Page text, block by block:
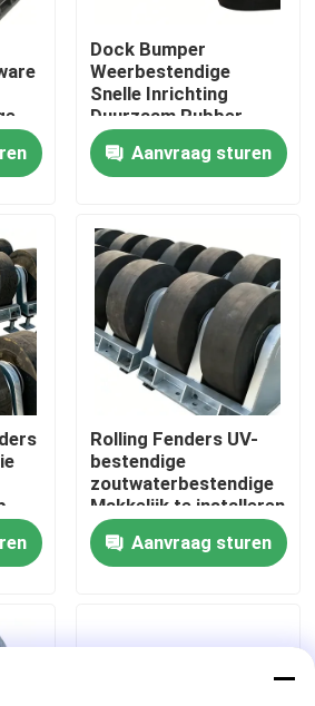
Dock Bumper
Weerbestendige
Snelle Inrichting
Duurzaam Rubber
Corrosiebestendige
Aanvraag sturen
Rolling Fenders UV-
bestendige
zoutwaterbestendige
Makkelijk te installeren
Lange levensduur
Aanvraag sturen